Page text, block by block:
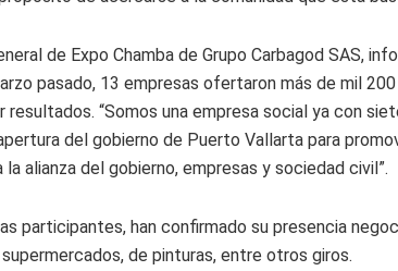
de Expo Chamba de Grupo Carbagod SAS,
pasado, 13 empresas ofertaron más de mil
resultados. “Somos una empresa social ya con
del gobierno de Puerto Vallarta para
alianza del gobierno, empresas y sociedad civil”.
participantes, han confirmado su presencia
de pinturas, entre otros giros.